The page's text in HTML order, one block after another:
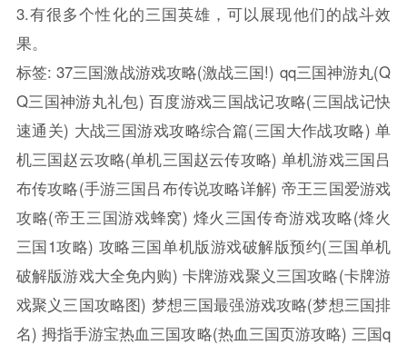
3.有很多个性化的三国英雄，可以展现他们的战斗效
果。
标签: 37三国激战游戏攻略(激战三国!) qq三国神游丸(Q
Q三国神游丸礼包) 百度游戏三国战记攻略(三国战记快
速通关) 大战三国游戏攻略综合篇(三国大作战攻略) 单
机三国赵云攻略(单机三国赵云传攻略) 单机游戏三国吕
布传攻略(手游三国吕布传说攻略详解) 帝王三国爱游戏
攻略(帝王三国游戏蜂窝) 烽火三国传奇游戏攻略(烽火
三国1攻略) 攻略三国单机版游戏破解版预约(三国单机
破解版游戏大全免内购) 卡牌游戏聚义三国攻略(卡牌游
戏聚义三国攻略图) 梦想三国最强游戏攻略(梦想三国排
名) 拇指手游宝热血三国攻略(热血三国页游攻略) 三国q